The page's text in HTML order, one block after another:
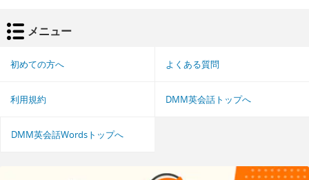
メニュー
初めての方へ よくある質問
利用規約 DMM英会話トップへ
DMM英会話Wordsトップへ